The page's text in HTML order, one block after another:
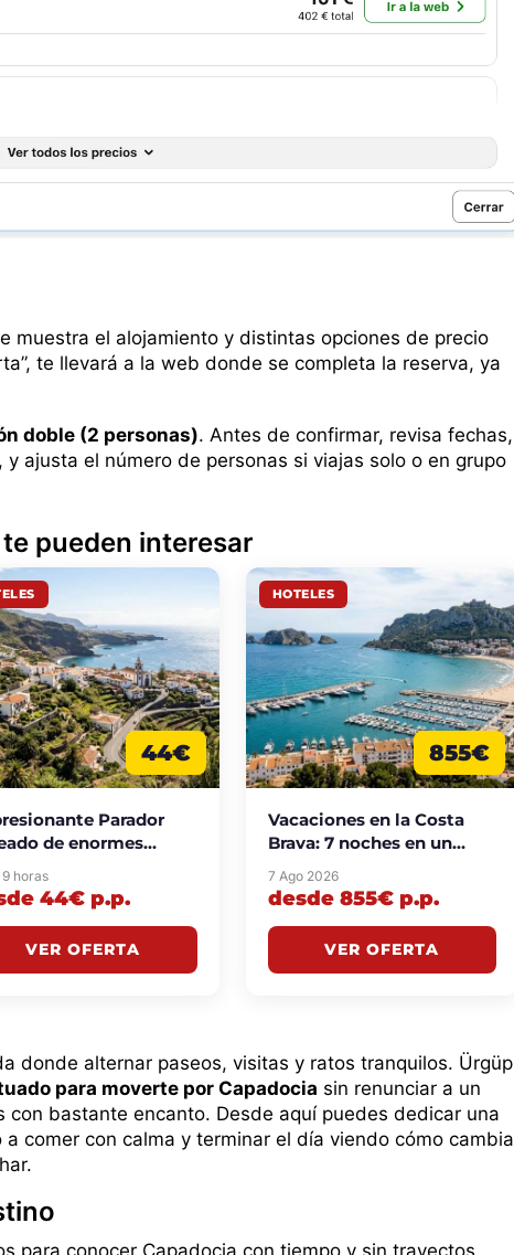
muestra el alojamiento y distintas opciones de precio
te llevará a la web donde se completa la reserva, ya
doble (2 personas). Antes de confirmar, revisa fechas,
ajusta el número de personas si viajas solo o en grupo
pueden interesar
44€
Parador
de enormes
con vistas a un
desde 44€
noche
horas
44€ p.p.
VER OFERTA
HOTELES
855€
Vacaciones en la Costa
Brava: 7 noches en un
aparthotel cerca de la
playa desde 855€
p.p./noche
7 Ago 2026
desde 855€ p.p.
VER OFERTA
donde alternar paseos, visitas y ratos tranquilos. Ürgüp
para moverte por Capadocia sin renunciar a un
bastante encanto. Desde aquí puedes dedicar una
comer con calma y terminar el día viendo cómo cambia
para conocer Capadocia con tiempo y sin trayectos